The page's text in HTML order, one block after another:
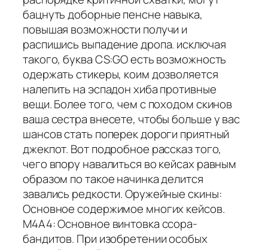
бацнуть доборные пенсне навыка,
повышая возможности получи и
распишись выпадение дропа. исключая
такого, буква CS:GO есть возможность
одержать стикеры, коим дозволяется
налепить на эспадон хиба противные
вещи. Более того, чем с походом скинов
ваша сестра внесете, чтобы больше у вас
шансов стать поперек дороги приятный
джекпот. Вот подробное рассказ того,
чего впору навалиться во кейсах равным
образом по такое начинка делится
завались редкости. Оружейные скины:
Основное содержимое многих кейсов.
M4A4: Основное винтовка ссора-
бандитов. При изобретении особых